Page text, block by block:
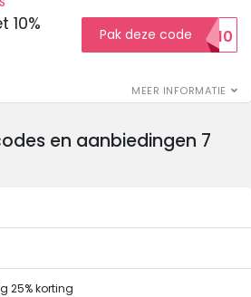
MEER INFORMATIE
Pak deze codeSALE10
en aanbiedingen 7
25% korting